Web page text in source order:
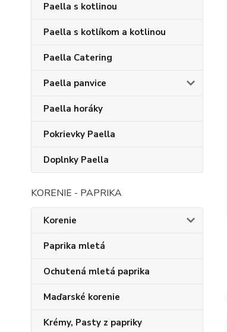
Paella s kotlinou
Paella s kotlíkom a kotlinou
Paella Catering
Paella panvice
Paella horáky
Pokrievky Paella
Doplnky Paella
KORENIE - PAPRIKA
Korenie
Paprika mletá
Ochutená mletá paprika
Maďarské korenie
Krémy, Pasty z papriky